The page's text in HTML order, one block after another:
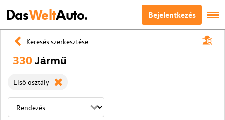
DasWeltAuto. Bejelentkezés
Keresés szerkesztése
330Jármű
Első osztály